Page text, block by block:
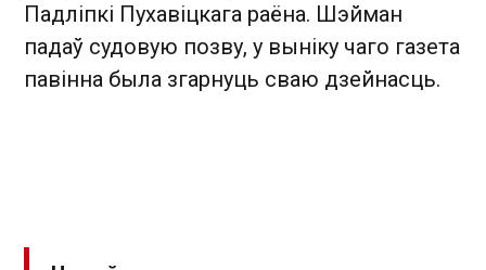
Падліпкі Пухавіцкага раёна. Шэйман
падаў судовую позву, у выніку чаго газета
павінна была згарнуць сваю дзейнасць.